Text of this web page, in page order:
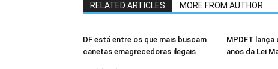
RELATED ARTICLES MORE FROM AUTHOR
DF está entre os que mais buscam
canetas emagrecedoras ilegais
MPDFT lança
anos da Lei